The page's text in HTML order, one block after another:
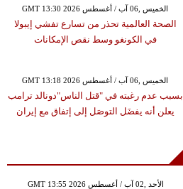
GMT 13:30 2026 الخميس ,06 آب / أغسطس
الصحة العالمية تحذر من تسارع تفشي إيبولا
في الكونغو وسط نقص الإمكانات
GMT 13:18 2026 الخميس ,06 آب / أغسطس
بسبب عدم رغبته في "قتل الناس"دونالد ترامب
يعلن أنه يفضَل التوصَل إلى إتفاق مع إيران
GMT 13:55 2026 الأحد ,02 آب / أغسطس